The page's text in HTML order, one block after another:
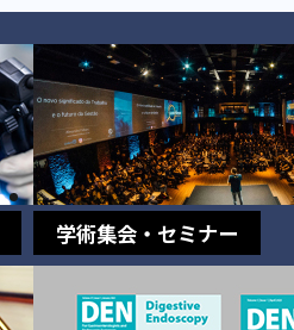
学術集会・セミナー